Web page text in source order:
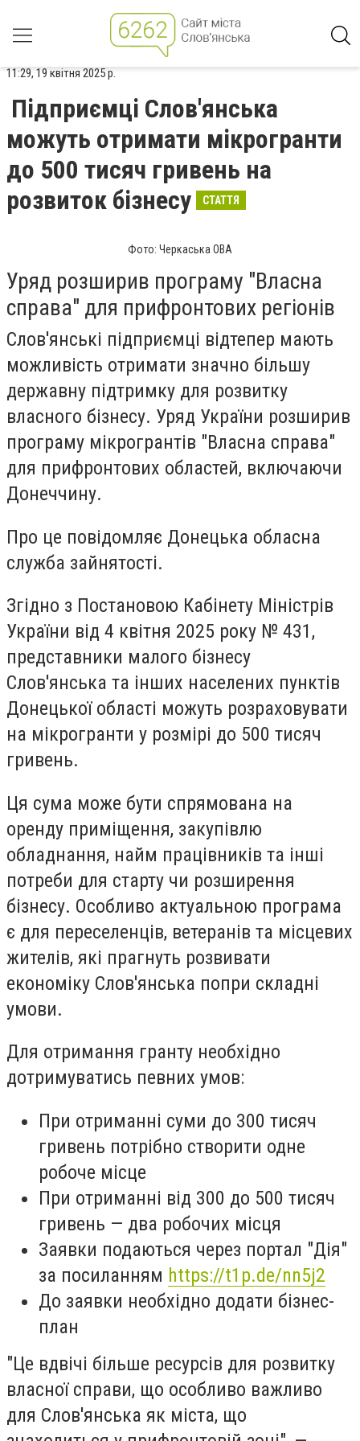
11:29, 19 квітня 2025 р.
Підприємці Слов'янська
можуть отримати мікрогранти
до 500 тисяч гривень на
розвиток бізнесу
СТАТТЯ
Фото: Черкаська ОВА
Уряд розширив програму "Власна
справа" для прифронтових регіонів
Слов'янські підприємці відтепер мають
можливість отримати значно більшу
державну підтримку для розвитку
власного бізнесу. Уряд України розширив
програму мікрогрантів "Власна справа"
для прифронтових областей, включаючи
Донеччину.
Про це повідомляє Донецька обласна
служба зайнятості.
Згідно з Постановою Кабінету Міністрів
України від 4 квітня 2025 року № 431,
представники малого бізнесу
Слов'янська та інших населених пунктів
Донецької області можуть розраховувати
на мікрогранти у розмірі до 500 тисяч
гривень.
Ця сума може бути спрямована на
оренду приміщення, закупівлю
обладнання, найм працівників та інші
потреби для старту чи розширення
бізнесу. Особливо актуальною програма
є для переселенців, ветеранів та місцевих
жителів, які прагнуть розвивати
економіку Слов'янська попри складні
умови.
Для отримання гранту необхідно
дотримуватись певних умов:
При отриманні суми до 300 тисяч
гривень потрібно створити одне
робоче місце
При отриманні від 300 до 500 тисяч
гривень — два робочих місця
Заявки подаються через портал "Дія"
за посиланням https://t1p.de/nn5j2
До заявки необхідно додати бізнес-
план
"Це вдвічі більше ресурсів для розвитку
власної справи, що особливо важливо
для Слов'янська як міста, що